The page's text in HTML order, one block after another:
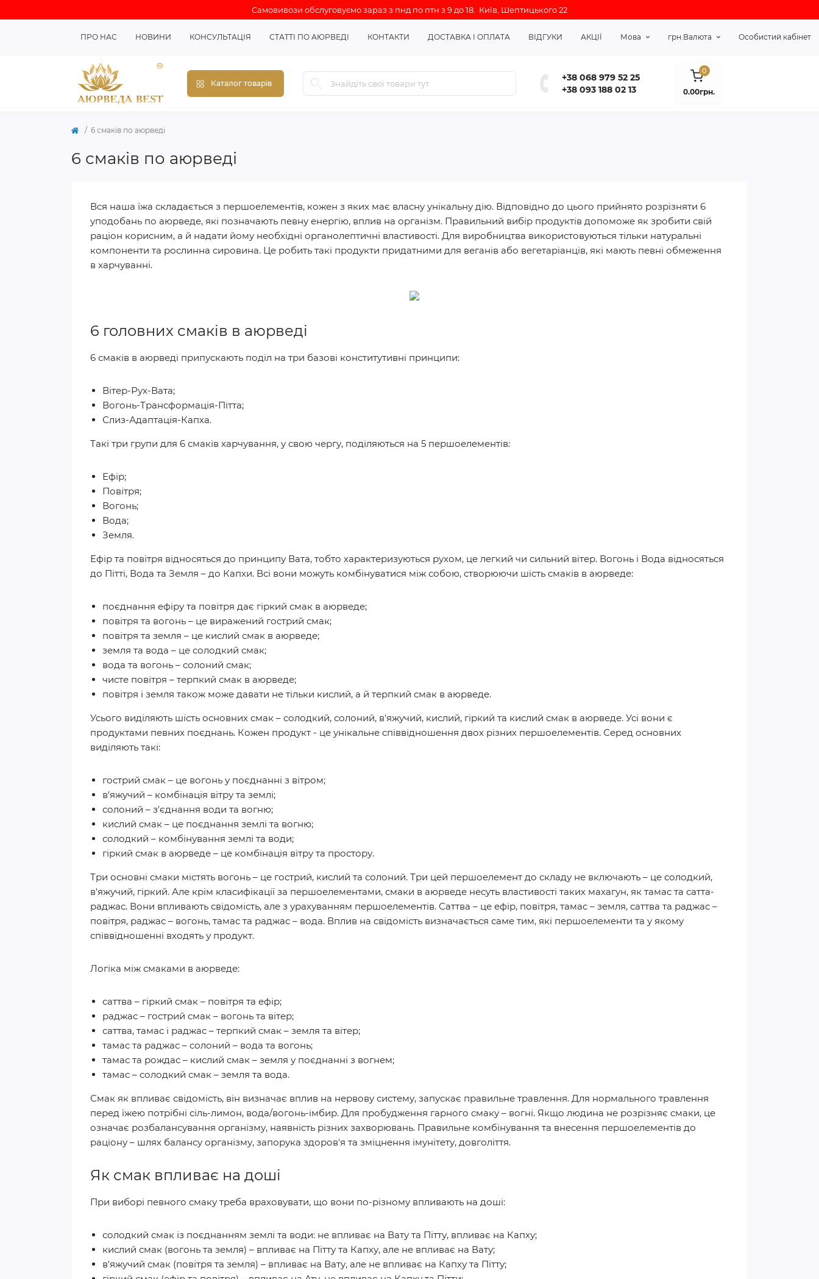
Самовивози обслуговуємо зараз з пнд по птн з 9 до 18. Київ, Шептицького 22
ПРО НАС НОВИНИ КОНСУЛЬТАЦІЯ СТАТТІ ПО АЮРВЕДІ КОНТАКТИ ДОСТАВКА І ОПЛАТА ВІДГУКИ АКЦІЇ Мова грн.Валюта Особистий кабінет
Каталог товарів
+38 068 979 52 25
+38 093 188 02 13
0
0.00грн.
6 смаків по аюрведі
6 смаків по аюрведі
Вся наша їжа складається з першоелементів, кожен з яких має власну унікальну дію. Відповідно до цього прийнято розрізняти 6
уподобань по аюрведе, які позначають певну енергію, вплив на організм. Правильний вибір продуктів допоможе як зробити свій
раціон корисним, а й надати йому необхідні органолептичні властивості. Для виробництва використовуються тільки натуральні
компоненти та рослинна сировина. Це робить такі продукти придатними для веганів або вегетаріанців, які мають певні обмеження
в харчуванні.
6 головних смаків в аюрведі
6 смаків в аюрведі припускають поділ на три базові конститутивні принципи:
Вітер-Рух-Вата;
Вогонь-Трансформація-Пітта;
Слиз-Адаптація-Капха.
Такі три групи для 6 смаків харчування, у свою чергу, поділяються на 5 першоелементів:
Ефір;
Повітря;
Вогонь;
Вода;
Земля.
Ефір та повітря відносяться до принципу Вата, тобто характеризуються рухом, це легкий чи сильний вітер. Вогонь і Вода відносяться
до Пітті, Вода та Земля – до Капхи. Всі вони можуть комбінуватися між собою, створюючи шість смаків в аюрведе:
поєднання ефіру та повітря дає гіркий смак в аюрведе;
повітря та вогонь – це виражений гострий смак;
повітря та земля – це кислий смак в аюрведе;
земля та вода – це солодкий смак;
вода та вогонь – солоний смак;
чисте повітря – терпкий смак в аюрведе;
повітря і земля також може давати не тільки кислий, а й терпкий смак в аюрведе.
Усього виділяють шість основних смак – солодкий, солоний, в'яжучий, кислий, гіркий та кислий смак в аюрведе. Усі вони є
продуктами певних поєднань. Кожен продукт - це унікальне співвідношення двох різних першоелементів. Серед основних
виділяють такі:
гострий смак – це вогонь у поєднанні з вітром;
в'яжучий – комбінація вітру та землі;
солоний – з'єднання води та вогню;
кислий смак – це поєднання землі та вогню;
солодкий – комбінування землі та води;
гіркий смак в аюрведе – це комбінація вітру та простору.
Три основні смаки містять вогонь – це гострий, кислий та солоний. Три цей першоелемент до складу не включають – це солодкий,
в'яжучий, гіркий. Але крім класифікації за першоелементами, смаки в аюрведе несуть властивості таких махагун, як тамас та сатта-
раджас. Вони впливають свідомість, але з урахуванням першоелементів. Саттва – це ефір, повітря, тамас – земля, саттва та раджас –
повітря, раджас – вогонь, тамас та раджас – вода. Вплив на свідомість визначається саме тим, які першоелементи та у якому
співвідношенні входять у продукт.
Логіка між смаками в аюрведе:
саттва – гіркий смак – повітря та ефір;
раджас – гострий смак – вогонь та вітер;
саттва, тамас і раджас – терпкий смак – земля та вітер;
тамас та раджас – солоний – вода та вогонь;
тамас та рождас – кислий смак – земля у поєднанні з вогнем;
тамас – солодкий смак – земля та вода.
Смак як впливає свідомість, він визначає вплив на нервову систему, запускає правильне травлення. Для нормального травлення
перед їжею потрібні сіль-лимон, вода/вогонь-імбир. Для пробудження гарного смаку – вогні. Якщо людина не розрізняє смаки, це
означає розбалансування організму, наявність різних захворювань. Правильне комбінування та внесення першоелементів до
раціону – шлях балансу організму, запорука здоров'я та зміцнення імунітету, довголіття.
Як смак впливає на доші
При виборі певного смаку треба враховувати, що вони по-різному впливають на доші:
солодкий смак із поєднанням землі та води: не впливає на Вату та Пітту, впливає на Капху;
кислий смак (вогонь та земля) – впливає на Пітту та Капху, але не впливає на Вату;
в'яжучий смак (повітря та земля) – впливає на Вату, але не впливає на Капху та Пітту;